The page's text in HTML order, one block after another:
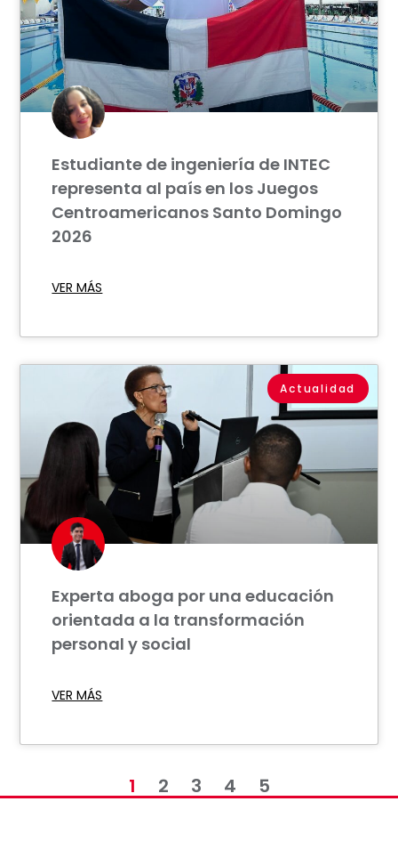
Estudiante de ingeniería de INTEC
representa al país en los Juegos
Centroamericanos Santo Domingo
2026
VER MÁS
Actualidad
Experta aboga por una educación
orientada a la transformación
personal y social
VER MÁS
1 2 3 4 5